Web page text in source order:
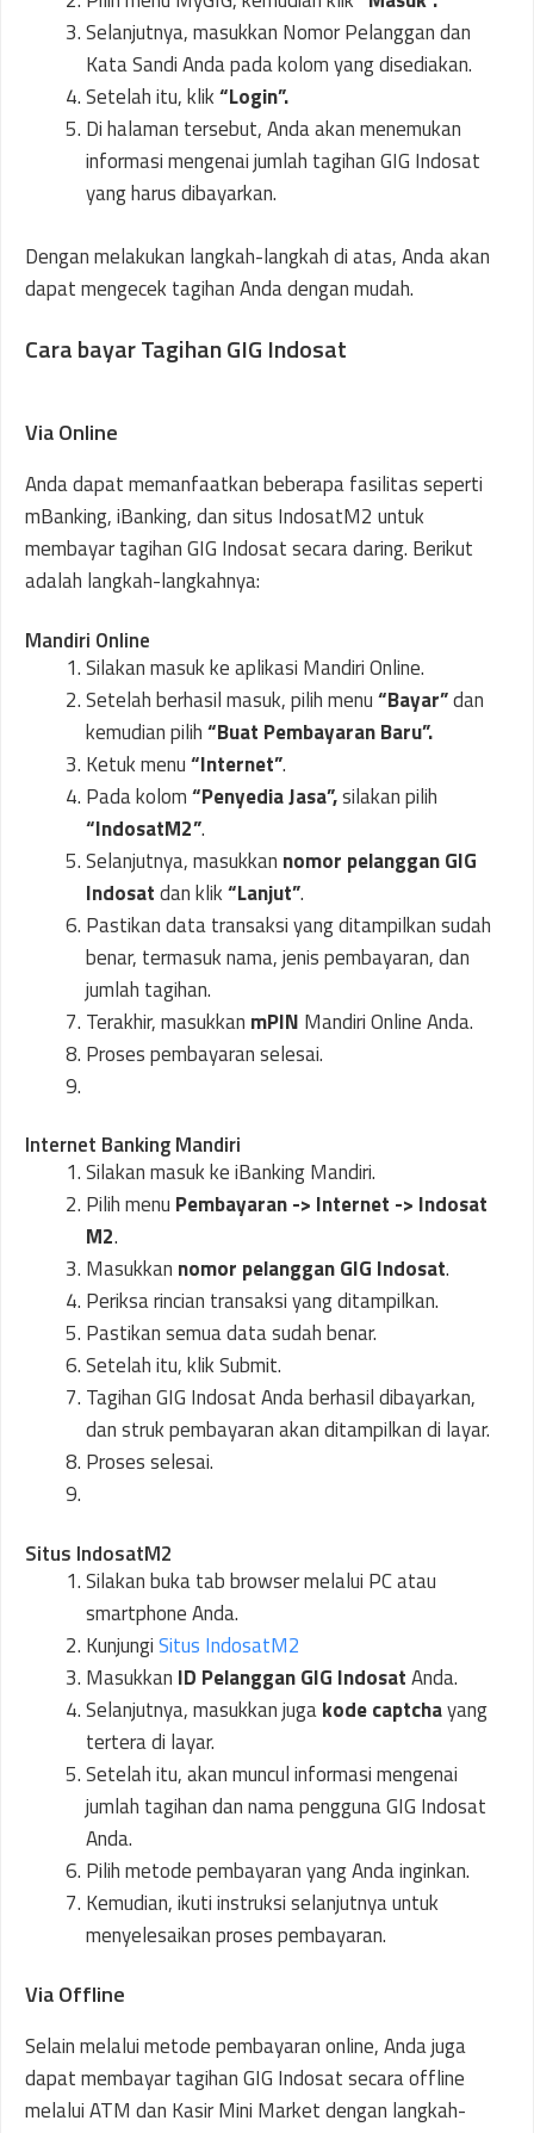
Selanjutnya, masukkan Nomor Pelanggan dan
Kata Sandi Anda pada kolom yang disediakan.
Setelah itu, klik“Login”.
Di halaman tersebut, Anda akan menemukan
informasi mengenai jumlah tagihan GIG Indosat
yang harus dibayarkan.
Dengan melakukan langkah-langkah di atas, Anda akan
dapat mengecek tagihan Anda dengan mudah.
Cara bayar Tagihan GIG Indosat
Via Online
Anda dapat memanfaatkan beberapa fasilitas seperti
mBanking, iBanking, dan situs IndosatM2 untuk
membayar tagihan GIG Indosat secara daring. Berikut
adalah langkah-langkahnya:
Mandiri Online
Silakan masuk ke aplikasi Mandiri Online.
Setelah berhasil masuk, pilih menu“Bayar”dan
kemudian pilih“Buat Pembayaran Baru”.
Ketuk menu“Internet”.
Pada kolom“Penyedia Jasa”,silakan pilih
“IndosatM2”.
Selanjutnya, masukkan nomor pelanggan GIG
Indosatdan klik“Lanjut”.
Pastikan data transaksi yang ditampilkan sudah
benar, termasuk nama, jenis pembayaran, dan
jumlah tagihan.
Terakhir, masukkan mPIN Mandiri Online Anda.
Proses pembayaran selesai.
Internet Banking Mandiri
Silakan masuk ke iBanking Mandiri.
Pilih menu Pembayaran -> Internet -> Indosat
M2.
Masukkan nomor pelanggan GIG Indosat.
Periksa rincian transaksi yang ditampilkan.
Pastikan semua data sudah benar.
Setelah itu, klik Submit.
Tagihan GIG Indosat Anda berhasil dibayarkan,
dan struk pembayaran akan ditampilkan di layar.
Proses selesai.
Situs IndosatM2
Silakan buka tab browser melalui PC atau
smartphone Anda.
KunjungiSitus IndosatM2
Masukkan ID Pelanggan GIG IndosatAnda.
Selanjutnya, masukkan jugakode captchayang
tertera di layar.
Setelah itu, akan muncul informasi mengenai
jumlah tagihan dan nama pengguna GIG Indosat
Anda.
Pilih metode pembayaran yang Anda inginkan.
Kemudian, ikuti instruksi selanjutnya untuk
menyelesaikan proses pembayaran.
Via Offline
Selain melalui metode pembayaran online, Anda juga
dapat membayar tagihan GIG Indosat secara offline
melalui ATM dan Kasir Mini Market dengan langkah-